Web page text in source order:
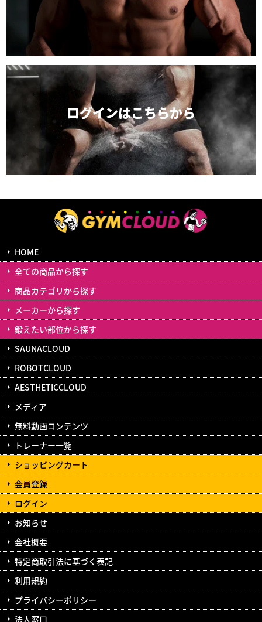
ログインはこちらから
HOME
全ての商品から探す
商品カテゴリから探す
メーカーから探す
鍛えたい部位から探す
SAUNACLOUD
ROBOTCLOUD
AESTHETICCLOUD
メディア
無料動画コンテンツ
トレーナー一覧
ショッピングカート
会員登録
ログイン
お知らせ
会社概要
特定商取引法に基づく表記
利用規約
プライバシーポリシー
法人窓口